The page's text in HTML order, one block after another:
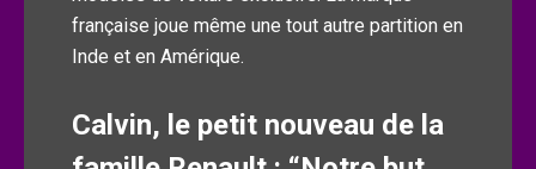
française joue même une tout autre partition en
Inde et en Amérique.
Calvin, le petit nouveau de la